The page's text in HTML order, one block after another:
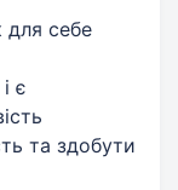
для себе
є
та здобути